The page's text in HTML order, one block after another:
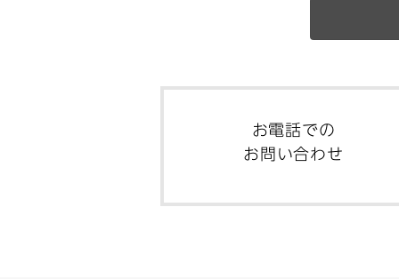
お電話での
お問い合わせ